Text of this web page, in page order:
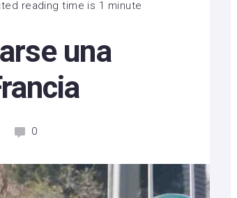
reading time is 1 minute
una
0